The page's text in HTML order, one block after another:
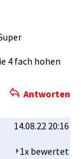
4 fach hohen
Antworten
14.08.22 20:16
1x bewertet